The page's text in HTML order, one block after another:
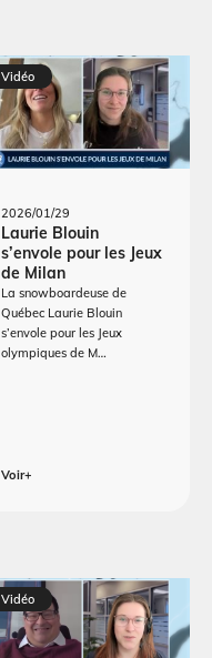
Vidéo
2026/01/29
Laurie Blouin
s’envole pour les Jeux
de Milan
La snowboardeuse de
Québec Laurie Blouin
s’envole pour les Jeux
olympiques de M…
Voir+
Vidéo